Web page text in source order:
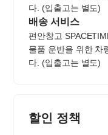
다. (입출고는 별도)
배송 서비스
편안창고
물품 운반을 위한 차
다. (입출고는 별도)
할인 정책